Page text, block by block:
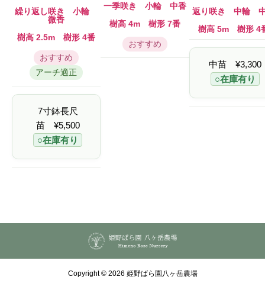
:
¥
,
2
–
¥
5
,
繰り返し咲き 小輪
微香
樹高 2.5m 樹形 4番
おすすめ
アーチ適正
7寸鉢長尺
苗 ¥5,500
○在庫有り
2
,
一季咲き 小輪 中香
樹高 4m 樹形 7番
おすすめ
2
,
2
0
0
–
¥
5
5
0
返り咲き 中輪
樹高 5m 樹形 4
中苗 ¥3,300
○在庫有り
Copyright © 2026 姫野ばら園八ヶ岳農場